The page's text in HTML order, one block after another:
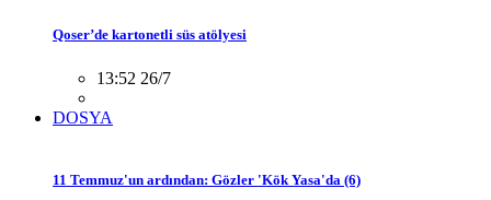
Qoser’de kartonetli süs atölyesi
13:52 26/7
DOSYA
11 Temmuz'un ardından: Gözler 'Kök Yasa'da (6)